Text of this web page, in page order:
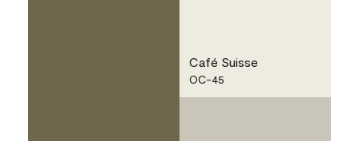
Café Suisse
OC-45